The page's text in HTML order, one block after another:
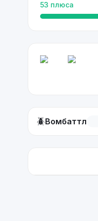
53 плюса
🪲Вомбаттл